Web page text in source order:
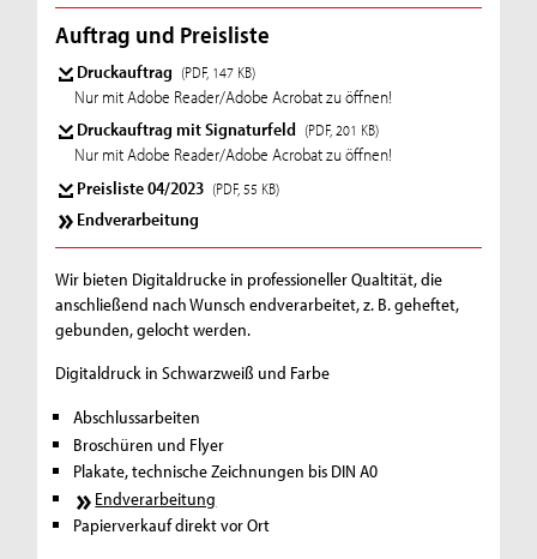
Auftrag und Preisliste
Druckauftrag (PDF, 147 KB)
Nur mit Adobe Reader/Adobe Acrobat zu öffnen!
Druckauftrag mit Signaturfeld (PDF, 201 KB)
Nur mit Adobe Reader/Adobe Acrobat zu öffnen!
Preisliste 04/2023 (PDF, 55 KB)
Endverarbeitung
Wir bieten Digitaldrucke in professioneller Qualtität, die
anschließend nach Wunsch endverarbeitet, z. B. geheftet,
gebunden, gelocht werden.
Digitaldruck in Schwarzweiß und Farbe
Abschlussarbeiten
Broschüren und Flyer
Plakate, technische Zeichnungen bis DIN A0
Endverarbeitung
Papierverkauf direkt vor Ort